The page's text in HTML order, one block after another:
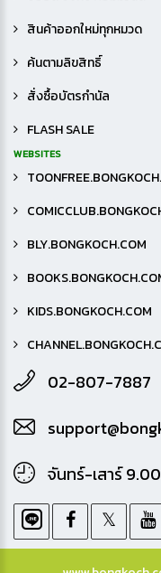
สินค้าออกใหม่ทุกหมวด
ค้นตามลิขสิทธิ์
สั่งซื้อบัตรกำนัล
FLASH SALE
WEBSITES
BLY.BONGKOCH.COM
KIDS.BONGKOCH.COM
02-807-7887
จันทร์-เสาร์